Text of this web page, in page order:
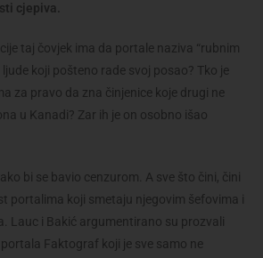
cjepiva.
taj čovjek ima da portale naziva “rubnim
koji pošteno rade svoj posao? Tko je
za pravo da zna činjenice koje drugi ne
u Kanadi? Zar ih je on osobno išao
bi se bavio cenzurom. A sve što čini, čini
portalima koji smetaju njegovim šefovima i
Lauc i Bakić argumentirano su prozvali
Faktograf koji je sve samo ne